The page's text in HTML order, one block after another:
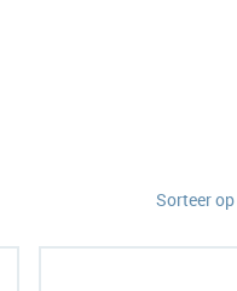
Sorteer op